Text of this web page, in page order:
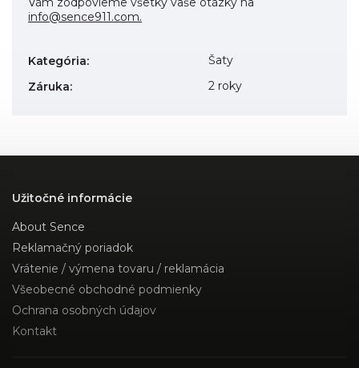
info@sence911.com.
Kategória:
Šaty
Záruka: 2 roky
Užitočné informácie
About Sence
Reklamačný poriadok
Vrátenie / výmena tovaru / reklamácia
Všeobecné obchodné podmienky
Ochrana osobných údajov
Kontakt